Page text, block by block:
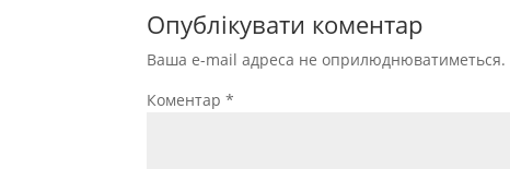
Опублікувати коментар
Ваша e-mail адреса не оприлюднюватиметься.
Коментар*